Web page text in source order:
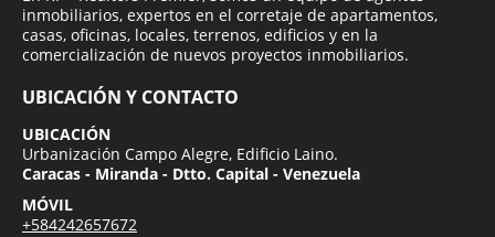
inmobiliarios, expertos en el corretaje de apartamentos,
casas, oficinas, locales, terrenos, edificios y en la
comercialización de nuevos proyectos inmobiliarios.
UBICACIÓN Y CONTACTO
UBICACIÓN
Urbanización Campo Alegre, Edificio Laino.
Caracas - Miranda - Dtto. Capital - Venezuela
MÓVIL
+584242657672